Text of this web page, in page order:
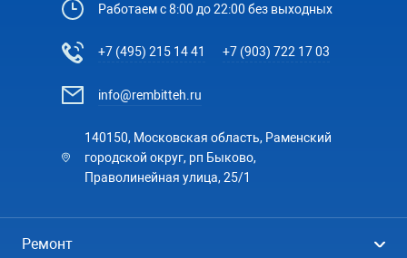
Работаем с 8:00 до 22:00 без выходных
+7 (495) 215 14 41 +7 (903) 722 17 03
info@rembitteh.ru
140150, Московская область, Раменский
городской округ, рп Быково,
Праволинейная улица, 25/1
Ремонт